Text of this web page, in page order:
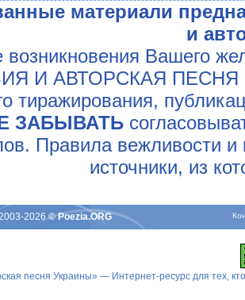
материали
и
возникновения Вашего
И АВТОРСКАЯ ПЕСНЯ
тиражирования,
ЗАБЫВАТЬ
Правила вежливости и
источники, из
2026© Poezia.ORG
песня Украины» — Интернет-ресурс для тех,